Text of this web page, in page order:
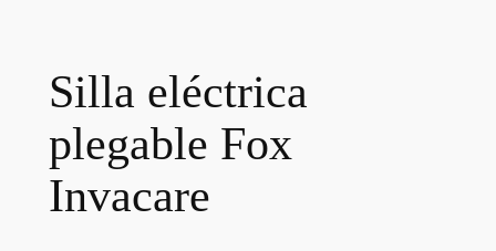
Silla eléctrica
plegable Fox
Invacare